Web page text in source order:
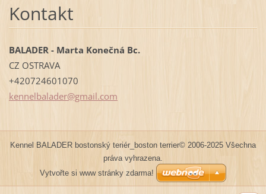
Kontakt
BALADER - Marta Konečná Bc.
CZ OSTRAVA
+420724601070
kennelbalader@gmail.com
Kennel BALADER bostonský teriér_boston terrier© 2006-2025 Všechna
práva vyhrazena.
Vytvořte si www stránky zdarma!